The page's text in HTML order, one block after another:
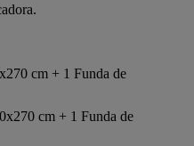
cm + 1 Funda de
cm + 1 Funda de